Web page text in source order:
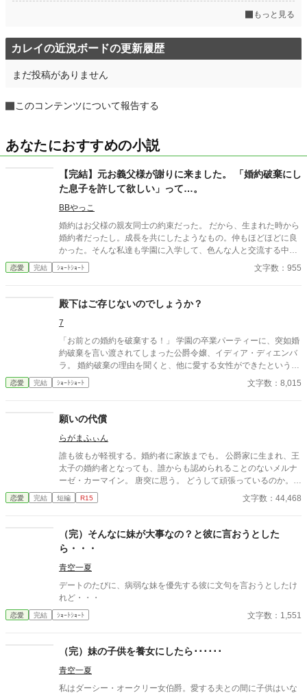
もっと見る
カレイの近況ボードの更新履歴
まだ投稿がありません
このコンテンツについて報告する
あなたにおすすめの小説
【完結】元お義父様が謝りに来ました。 「婚約破棄にし
た息子を許して欲しい」って…。
BBやっこ
婚約はお父様の親友同士の約束だった。 だから、生まれた時から
婚約者だったし。成長を共にしたようなもの。仲もほどほどに良
かった。そんな私達も学園に入学して、色んな人と交流する中。
彼は変わったわ。 女学生と腕を組んでいたという、噂とか。婚約
破棄、婚約者はにないと言っている。噂よね？ けど、噂が本当で
のに。
恋愛 完結 ｼｮｰﾄｼｮｰﾄ 文字数：955
殿下はご存じないのでしょうか？
7
「お前との婚約を破棄する！」 学園の卒業パーティーに、突如婚
約破棄を言い渡されてしまった公爵令嬢、イディア・ディエンバ
ラ。 婚約破棄の理由を聞くと、他に愛する女性ができたという。
その女性がどなたか尋ねると、第二殿下はある女性に愛の告白を
する。 殿下はご存じないのでしょうか？ その方は――。
恋愛 完結 ｼｮｰﾄｼｮｰﾄ 文字数：8,015
願いの代償
らがまふぃん
誰も彼もが軽視する。婚約者に家族までも。 公爵家に生まれ、王
太子の婚約者となっても、誰からも認められることのないメルナ
ーゼ・カーマイン。 唐突に思う。 どうして頑張っているのか。
どうして生きていたいのか。 もう、いいのではないだろうか。 メ
ルナーゼが生を諦めたとき、世界の運命が決まった。 ＊ご都合主
でくださいませ。本編15話で完結です。番外編を数話、気まぐれ
に投稿します。よろしくお願いいたします。 ※ありがたいことに
HOTランキング入りいたしました。たくさんの方の目に触れる機
会に感謝です。本編は終了しましたが、番外編も投稿予定ですの
で、気長にお付き合いくださると嬉しいです。たくさんのお気に
入り登録、しおり、エール、いいねをありがとうございます。R
7.1/31 ＊らがまふぃん活動三周年周年記念として、R7.11/4に一
話お届けいたします。楽しく活動させていただき、ありがとうご
恋愛 完結 短編 R15 文字数：44,468
（完）そんなに妹が大事なの？と彼に言おうとした
ら・・・
青空一夏
デートのたびに、病弱な妹を優先する彼に文句を言おうとしたけ
れど・・・
恋愛 完結 ｼｮｰﾄｼｮｰﾄ 文字数：1,551
（完）妹の子供を養女にしたら･･････
青空一夏
私はダーシー・オークリー女伯爵。愛する夫との間に子供はいな